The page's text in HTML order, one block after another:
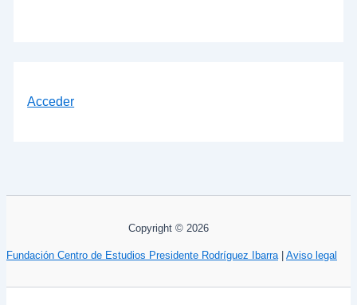
Acceder
Copyright © 2026
Fundación Centro de Estudios Presidente Rodríguez Ibarra| Aviso legal